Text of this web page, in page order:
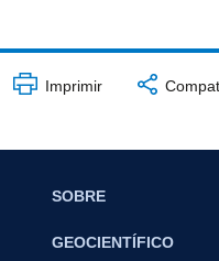
Imprimir
SOBRE
GEOCIENTÍFICO